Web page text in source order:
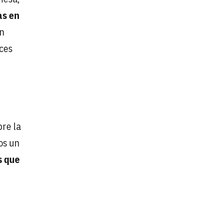
en
la
un
que